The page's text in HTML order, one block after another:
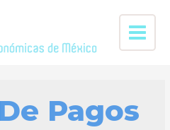
Pagos